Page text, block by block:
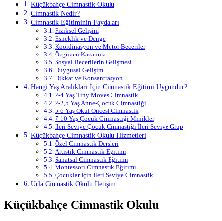
Küçükbahçe Cimnastik Okulu
Cimnastik Nedir?
Cimnastik Eğitiminin Faydaları
Fiziksel Gelişim
Esneklik ve Denge
Koordinasyon ve Motor Beceriler
Özgüven Kazanma
Sosyal Becerilerin Gelişmesi
Duygusal Gelişim
Dikkat ve Konsantrasyon
Hangi Yaş Aralıkları İçin Cimnastik Eğitimi Uygundur?
2-4 Yaş Tiny Moves Cimnastik
2-2,5 Yaş Anne-Çocuk Cimnastiği
5-6 Yaş Okul Öncesi Cimnastik
7-10 Yaş Çocuk Cimnastiği Minikler
İleri Seviye Çocuk Cimnastiği İleri Seviye Grup
Küçükbahçe Cimnastik Okulu Hizmetleri
Özel Cimnastik Dersleri
Artistik Cimnastik Eğitimi
Sanatsal Cimnastik Eğitimi
Montessori Cimnastik Eğitimi
Çocuklar İçin İleri Seviye Cimnastik
Urla Cimnastik Okulu İletişim
Küçükbahçe Cimnastik Okulu